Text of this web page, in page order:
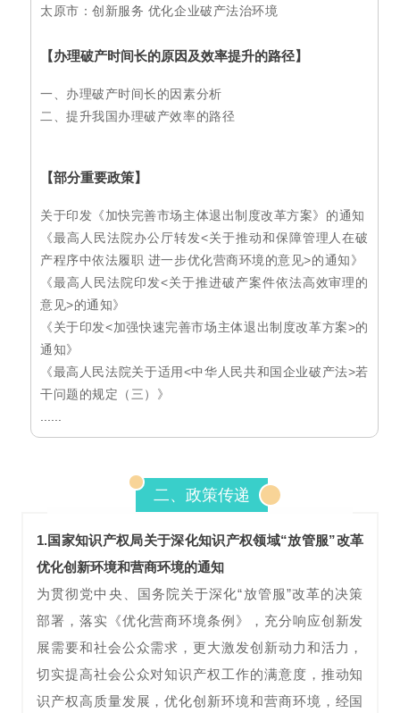
太原市：创新服务 优化企业破产法治环境
【办理破产时间长的原因及效率提升的路径】
一、办理破产时间长的因素分析
二、提升我国办理破产效率的路径
【部分重要政策】
关于印发《加快完善市场主体退出制度改革方案》的通知
《最高人民法院办公厅转发<关于推动和保障管理人在破
产程序中依法履职 进一步优化营商环境的意见>的通知》
《最高人民法院印发<关于推进破产案件依法高效审理的
意见>的通知》
《关于印发<加强快速完善市场主体退出制度改革方案>的
通知》
《最高人民法院关于适用<中华人民共和国企业破产法>若
干问题的规定（三）》
二、政策传递
1.国家知识产权局关于深化知识产权领域“放管服”改革
优化创新环境和营商环境的通知
为贯彻党中央、国务院关于深化“放管服”改革的决策
部署，落实《优化营商环境条例》，充分响应创新发
展需要和社会公众需求，更大激发创新动力和活力，
切实提高社会公众对知识产权工作的满意度，推动知
识产权高质量发展，优化创新环境和营商环境，经国